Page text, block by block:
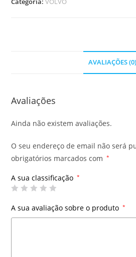
AVALIAÇÕES (0)
Avaliações
Ainda não existem avaliações.
O seu endereço de email não será
obrigatórios marcados com
*
A sua classificação *
A sua avaliação sobre o produto *